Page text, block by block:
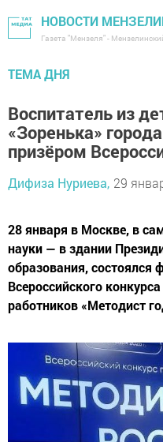
НОВОСТИ
Газета "Мензеля" -
ТЕМА ДНЯ
Воспитатель из
«Зоренька»
призёром
Дифиза Нуриева, 29
28 января в Москве, в
науки — в здании
образования, состоялся
Всероссийского
работников «Методист